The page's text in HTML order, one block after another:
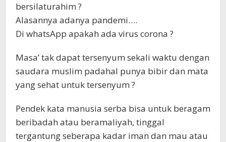
bersilaturahim ?
Alasannya adanya pandemi….
Di whatsApp apakah ada virus corona ?
Masa’ tak dapat tersenyum sekali waktu dengan
saudara muslim padahal punya bibir dan mata
yang sehat untuk tersenyum ?
Pendek kata manusia serba bisa untuk beragam
beribadah atau beramaliyah, tinggal
tergantung seberapa kadar iman dan mau atau